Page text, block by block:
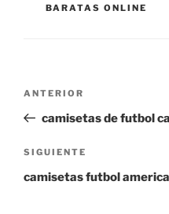
BARATAS ONLINE
entradas
Entrada
anterior:
ANTERIOR
camisetas de futbol
Siguiente
entrada
SIGUIENTE
camisetas futbol